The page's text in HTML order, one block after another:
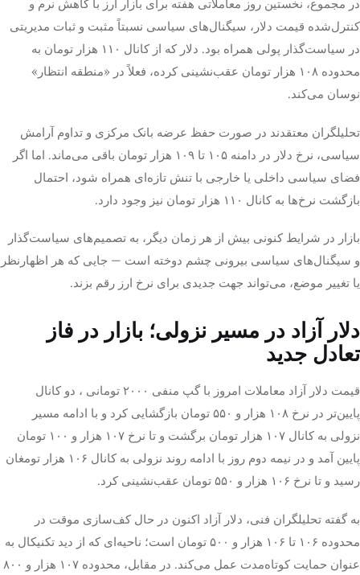
در مجموع، نخستین روز معاملاتی هفته برای بازار ارز با کاهش نرم و
کنترل‌شده قیمت دلار، سیگنال‌های سیاسی نسبتاً مثبت و ثبات مدیریتی
در سیاست‌گذار پولی همراه بود. دلار که از کانال ۱۱۰ هزار تومان به
محدوده ۱۰۸ هزار تومان عقب‌نشینی کرده، فعلاً در «منطقه انتظار»
نوسان می‌کند.
تحلیلگران معتقدند در صورت حفظ عرضه بانک مرکزی و تداوم آرامش
سیاسی، نرخ دلار در دامنه ۱۰۵ تا ۱۰۹ هزار تومان باقی می‌ماند. اما اگر
فضای سیاسی داخلی یا خارجی با تنش تازه‌ای همراه شود، احتمال
بازگشت نرخ‌ها به کانال ۱۱۰ هزار تومان نیز وجود دارد.
بازار در شرایط کنونی بیش از هر زمان دیگر، به تصمیم‌های سیاست‌گذار
و سیگنال‌های سیاسی بیرونی چشم دوخته است — جایی که هر اظهارنظر
یا تغییر موضع، می‌تواند جهت جدیدی برای نرخ ارز رقم بزند.
دلار آزاد در مسیر نزولی؛ بازار در فاز
تعادل جدید
قیمت دلار آزاد معاملات امروز با گپ منفی ۲۰۰۰ تومانی ، دو کانال
پایین‌تر در نرخ ۱۰۸ هزار و ۵۵۰ تومان بازگشایی کرد و با ادامه مسیر
نزولی به کانال ۱۰۷ هزار تومان برگشت و تا نرخ ۱۰۷ هزار و ۱۰۰ تومان
پایین آمد و در نیمه دوم روز با ادامه روند نزولی به کانال ۱۰۶ هزار تومغان
رسید و تا نرخ ۱۰۶ هزار و ۵۵۰ تومان عقب‌نشینی کرد.
به گفته تحلیلگران فنی، دلار آزاد اکنون در حال کف‌سازی موقت در
محدوده ۱۰۶ تا ۱۰۶ هزار و ۵۰۰ تومان است؛ ناحیه‌ای که از دید تکنیکال به
عنوان حمایت کوتاه‌مدت عمل می‌کند. در مقابل، محدوده ۱۰۷ هزار و ۸۰۰